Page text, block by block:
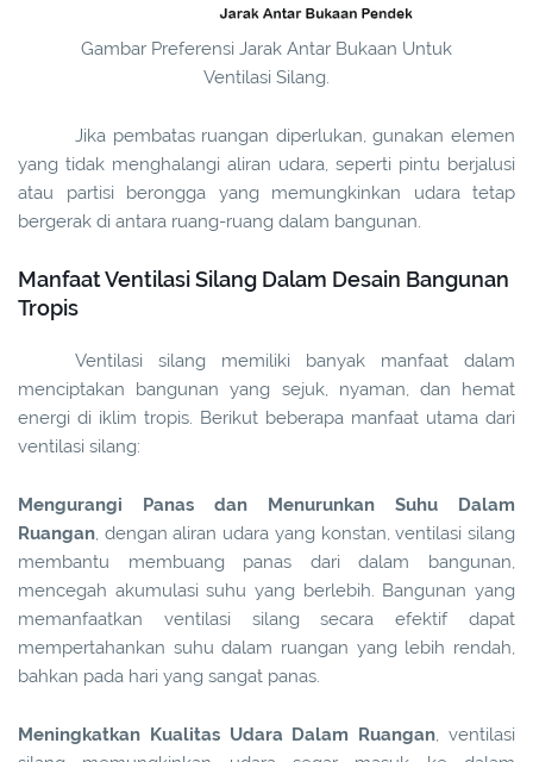
Gambar Preferensi Jarak Antar Bukaan Untuk
Ventilasi Silang.
Jika pembatas ruangan diperlukan, gunakan elemen
yang tidak menghalangi aliran udara, seperti pintu berjalusi
atau partisi berongga yang memungkinkan udara tetap
bergerak di antara ruang-ruang dalam bangunan.
Manfaat Ventilasi Silang Dalam Desain Bangunan
Tropis
Ventilasi silang memiliki banyak manfaat dalam
menciptakan bangunan yang sejuk, nyaman, dan hemat
energi di iklim tropis. Berikut beberapa manfaat utama dari
ventilasi silang:
Mengurangi Panas dan Menurunkan Suhu Dalam
Ruangan, dengan aliran udara yang konstan, ventilasi silang
membantu membuang panas dari dalam bangunan,
mencegah akumulasi suhu yang berlebih. Bangunan yang
memanfaatkan ventilasi silang secara efektif dapat
mempertahankan suhu dalam ruangan yang lebih rendah,
bahkan pada hari yang sangat panas.
Meningkatkan Kualitas Udara Dalam Ruangan, ventilasi